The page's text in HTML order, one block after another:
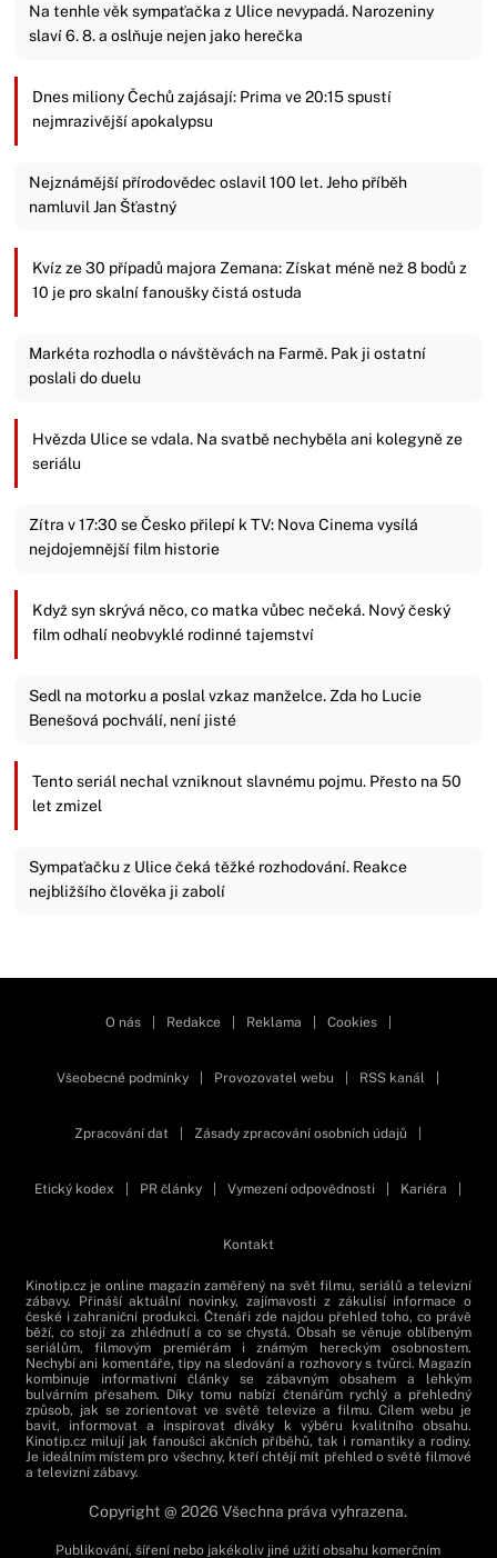
Na tenhle věk sympaťačka z Ulice nevypadá. Narozeniny
slaví 6. 8. a oslňuje nejen jako herečka
Dnes miliony Čechů zajásají: Prima ve 20:15 spustí
nejmrazivější apokalypsu
Nejznámější přírodovědec oslavil 100 let. Jeho příběh
namluvil Jan Šťastný
Kvíz ze 30 případů majora Zemana: Získat méně než 8 bodů z
10 je pro skalní fanoušky čistá ostuda
Markéta rozhodla o návštěvách na Farmě. Pak ji ostatní
poslali do duelu
Hvězda Ulice se vdala. Na svatbě nechyběla ani kolegyně ze
seriálu
Zítra v 17:30 se Česko přilepí k TV: Nova Cinema vysílá
nejdojemnější film historie
Když syn skrývá něco, co matka vůbec nečeká. Nový český
film odhalí neobvyklé rodinné tajemství
Sedl na motorku a poslal vzkaz manželce. Zda ho Lucie
Benešová pochválí, není jisté
Tento seriál nechal vzniknout slavnému pojmu. Přesto na 50
let zmizel
Sympaťačku z Ulice čeká těžké rozhodování. Reakce
nejbližšího člověka ji zabolí
O nás Redakce Reklama Cookies
Všeobecné podmínky Provozovatel webu RSS kanál
Zpracování dat Zásady zpracování osobních údajů
Etický kodex PR články Vymezení odpovědnosti Kariéra
Kontakt
Kinotip.cz je online magazín zaměřený na svět filmu, seriálů a televizní
zábavy. Přináší aktuální novinky, zajímavosti z zákulisí informace o
české i zahraniční produkci. Čtenáři zde najdou přehled toho, co právě
běží, co stojí za zhlédnutí a co se chystá. Obsah se věnuje oblíbeným
seriálům, filmovým premiérám i známým hereckým osobnostem.
Nechybí ani komentáře, tipy na sledování a rozhovory s tvůrci. Magazín
kombinuje informativní články se zábavným obsahem a lehkým
bulvárním přesahem. Díky tomu nabízí čtenářům rychlý a přehledný
způsob, jak se zorientovat ve světě televize a filmu. Cílem webu je
bavit, informovat a inspirovat diváky k výběru kvalitního obsahu.
Kinotip.cz milují jak fanoušci akčních příběhů, tak i romantiky a rodiny.
Je ideálním místem pro všechny, kteří chtějí mít přehled o světě filmové
a televizní zábavy.
Copyright @ 2026 Všechna práva vyhrazena.
Publikování, šíření nebo jakékoliv jiné užití obsahu komerčním